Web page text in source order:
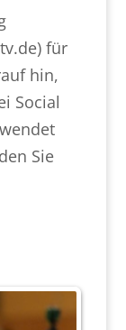
für
hin,
Social
Sie